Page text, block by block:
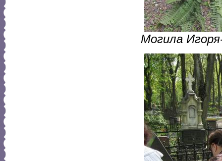
Могила